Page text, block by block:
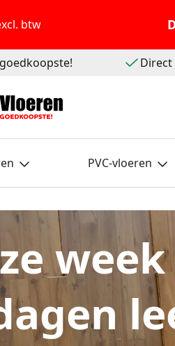
btw
Direct
PVC-vloeren